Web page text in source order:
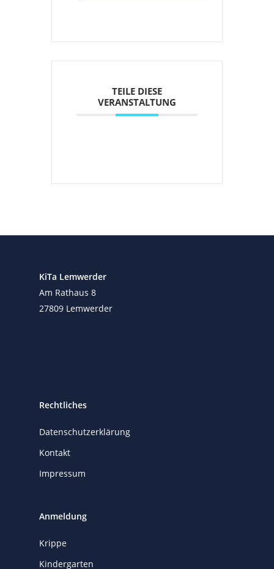
TEILE DIESE
VERANSTALTUNG
KiTa Lemwerder
Am Rathaus 8
27809 Lemwerder
Rechtliches
Datenschutzerklärung
Kontakt
Impressum
Anmeldung
Krippe
Kindergarten